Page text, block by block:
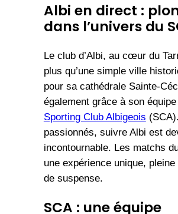
Albi en direct :
dans l’univers du
Le club d’Albi, au cœur du
plus qu’une simple ville
pour sa cathédrale Sainte-
également grâce à son
Sporting Club Albigeois
passionnés, suivre Albi est
incontournable. Les matchs
une expérience unique, pleine
de suspense.
SCA : une équipe